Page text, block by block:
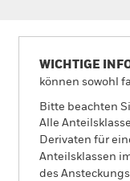
WICHTIGE
können sowohl
Bitte beachten
Alle
Derivaten für
Anteilsklassen
des